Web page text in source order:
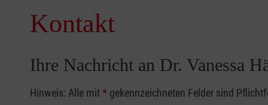
Kontakt
Ihre Nachricht an Dr. Vanessa
Hinweis: Alle mit* gekennzeichneten Felder sind